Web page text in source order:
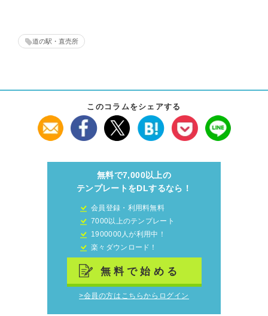
道の駅・直売所
このコラムをシェアする
無料で7,000以上の
テンプレートをDLするなら！
会員登録・利用料無料
7000以上のテンプレート
1900000人が利用中！
楽々ダウンロード！
無料で始める
>会員の方はこちらからログイン